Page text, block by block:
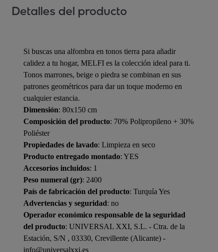
Detalles del producto
Si buscas una alfombra en tonos tierra para añadir
calidez a tu hogar, MELFI es la colección ideal para ti.
Tonos marrones, beige o piedra se combinan en sus
patrones geométricos para dar un toque moderno en
cualquier estancia.
Dimensión: 80x150 cm
Composición del producto: 70% Polipropileno + 30%
Poliéster
Propiedades de lavado: Limpieza en seco
Producto entregado montado: YES
Accesorios incluidos: 1
Peso numeral (gr): 2400
País de fabricación del producto: Turquía Yes
Advertencias y seguridad: no
Operador económico responsable de la seguridad
del producto: UNIVERSAL XXI, S.L. - Ctra. de la
Estación, S/N , 03330, Crevillente (Alicante) -
info@universalxxi.es